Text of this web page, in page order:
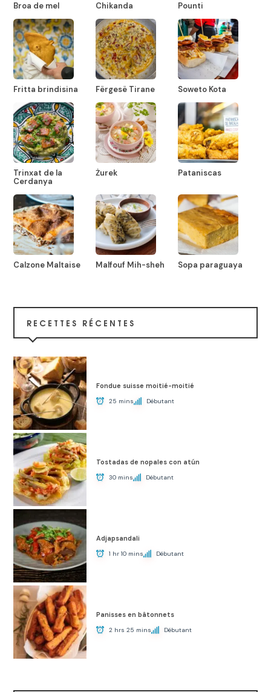
Broa de mel Chikanda Pounti
Fritta brindisina Fërgesë Tirane Soweto Kota
Trinxat de la
Cerdanya
Żurek Pataniscas
Calzone Maltaise Malfouf Mih-sheh Sopa paraguaya
RECETTES RÉCENTES
Fondue suisse moitié-moitié
25 mins Débutant
Tostadas de nopales con atún
30 mins Débutant
Adjapsandali
1 hr 10 mins Débutant
Panisses en bâtonnets
2 hrs 25 mins Débutant